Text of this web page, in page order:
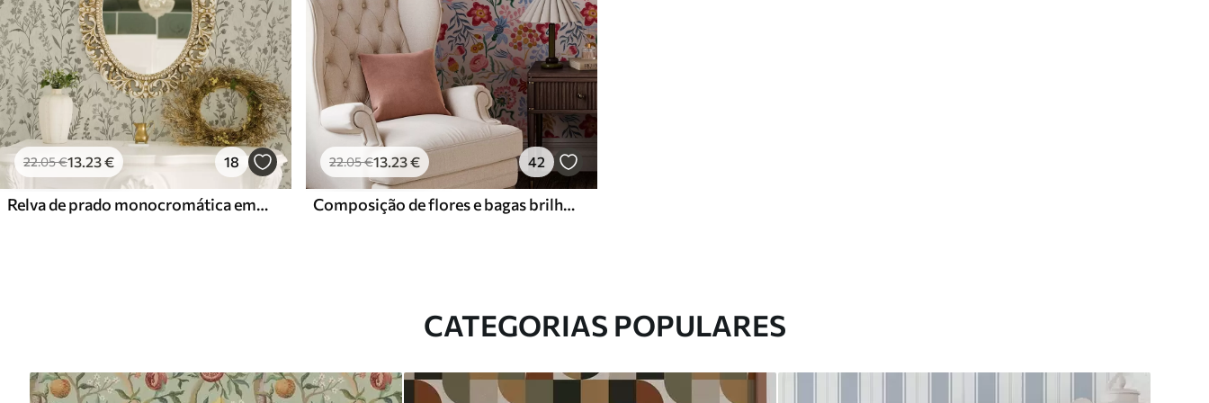
22.05€13.23€ 18
Relva de prado monocromática em estilo vintage
22.05€13.23€ 42
Composição de flores e bagas brilhantes com papagaios
CATEGORIAS POPULARES